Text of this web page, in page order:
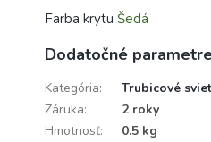
Farba krytu Šedá
Dodatočné
Kategória:
Trubicové
Záruka:
2 roky
Hmotnosť:
0.5 kg